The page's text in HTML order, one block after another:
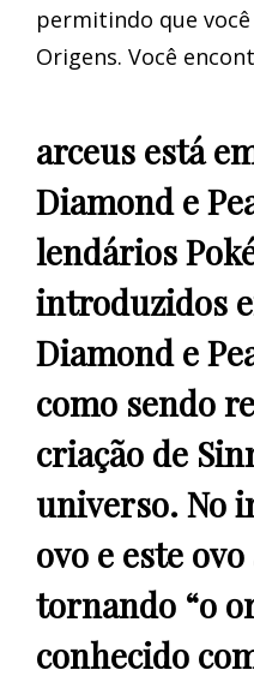
permitindo que
Origens. Você
arceus está
Diamond e
lendários
introduzidos
Diamond e
como sendo
criação de
universo. No
ovo e este
tornando “o
conhecido